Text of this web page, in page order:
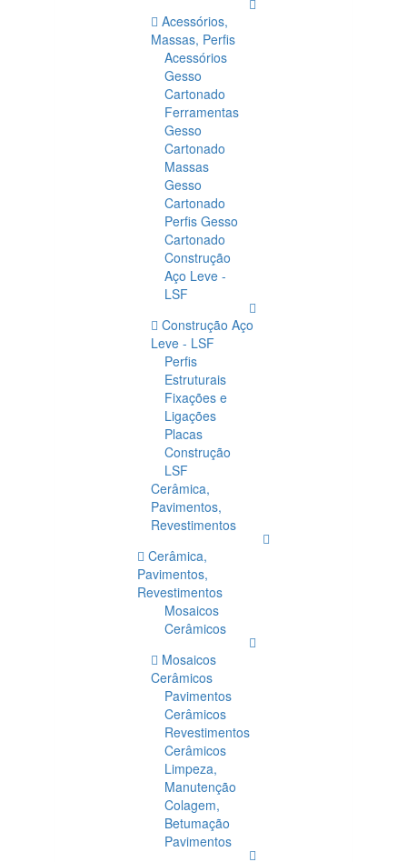
Acessórios,
Massas, Perfis
Acessórios
Gesso
Cartonado
Ferramentas
Gesso
Cartonado
Massas
Gesso
Cartonado
Perfis Gesso
Cartonado
Construção
Aço Leve -
LSF
Construção Aço
Leve - LSF
Perfis
Estruturais
Fixações e
Ligações
Placas
Construção
LSF
Cerâmica,
Pavimentos,
Revestimentos
Cerâmica,
Pavimentos,
Revestimentos
Mosaicos
Cerâmicos
Mosaicos
Cerâmicos
Pavimentos
Cerâmicos
Revestimentos
Cerâmicos
Limpeza,
Manutenção
Colagem,
Betumação
Pavimentos